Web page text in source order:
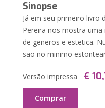
Sinopse
Já em seu primeiro livro
Pereira nos mostra
de generos e estetica.
são no minimo
Versão impressa €
Comprar